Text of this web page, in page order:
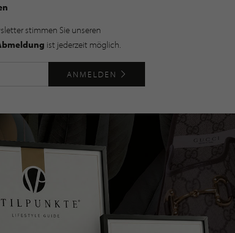
stimmen Sie unseren
ist jederzeit möglich.
ANMELDEN